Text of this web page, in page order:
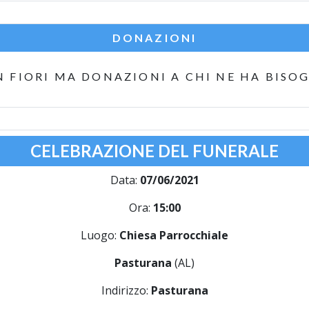
DONAZIONI
FIORI MA DONAZIONI A CHI NE HA
CELEBRAZIONE DEL FUNERALE
Data: 07/06/2021
Ora: 15:00
Luogo: Chiesa Parrocchiale
Pasturana (AL)
Indirizzo: Pasturana